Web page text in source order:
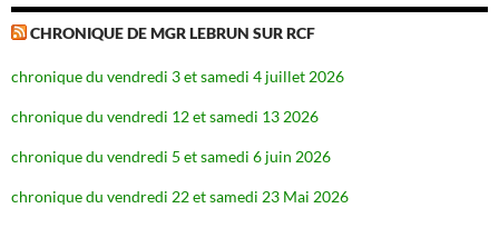
CHRONIQUE DE MGR LEBRUN SUR RCF
chronique du vendredi 3 et samedi 4 juillet 2026
chronique du vendredi 12 et samedi 13 2026
chronique du vendredi 5 et samedi 6 juin 2026
chronique du vendredi 22 et samedi 23 Mai 2026